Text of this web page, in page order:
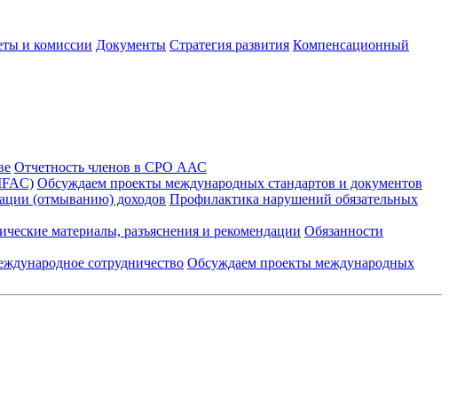
и комиссии Документы Стратегия развития Компенсационный
Отчетность членов в СРО ААС
Обсуждаем проекты международных стандартов и документов
(отмыванию) доходов Профилактика нарушений обязательных
материалы, разъяснения и рекомендации Обязанности
сотрудничество Обсуждаем проекты международных